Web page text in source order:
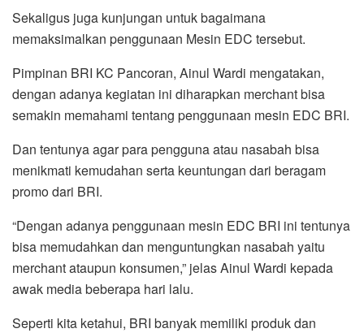
Sekaligus juga kunjungan untuk bagaimana
memaksimalkan penggunaan Mesin EDC tersebut.
Pimpinan BRI KC Pancoran, Ainul Wardi mengatakan,
dengan adanya kegiatan ini diharapkan merchant bisa
semakin memahami tentang penggunaan mesin EDC BRI.
Dan tentunya agar para pengguna atau nasabah bisa
menikmati kemudahan serta keuntungan dari beragam
promo dari BRI.
“Dengan adanya penggunaan mesin EDC BRI ini tentunya
bisa memudahkan dan menguntungkan nasabah yaitu
merchant ataupun konsumen,” jelas Ainul Wardi kepada
awak media beberapa hari lalu.
Seperti kita ketahui, BRI banyak memiliki produk dan